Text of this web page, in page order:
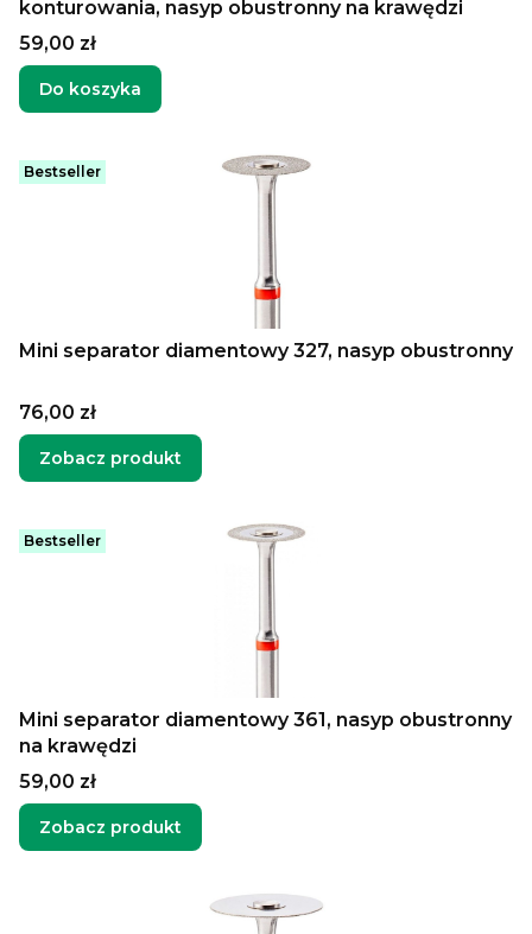
konturowania, nasyp obustronny na krawędzi
Cena
59,00 zł
Do koszyka
Bestseller
Mini separator diamentowy 327, nasyp obustronny
Cena
76,00 zł
Zobacz produkt
Bestseller
Mini separator diamentowy 361, nasyp obustronny
na krawędzi
Cena
59,00 zł
Zobacz produkt